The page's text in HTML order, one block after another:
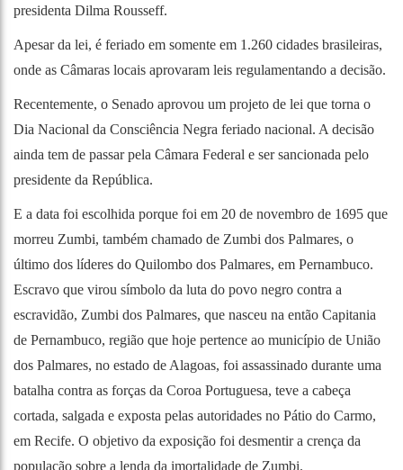
presidenta Dilma Rousseff.
Apesar da lei, é feriado em somente em 1.260 cidades brasileiras,
onde as Câmaras locais aprovaram leis regulamentando a decisão.
Recentemente, o Senado aprovou um projeto de lei que torna o
Dia Nacional da Consciência Negra feriado nacional. A decisão
ainda tem de passar pela Câmara Federal e ser sancionada pelo
presidente da República.
E a data foi escolhida porque foi em 20 de novembro de 1695 que
morreu Zumbi, também chamado de Zumbi dos Palmares, o
último dos líderes do Quilombo dos Palmares, em Pernambuco.
Escravo que virou símbolo da luta do povo negro contra a
escravidão, Zumbi dos Palmares, que nasceu na então Capitania
de Pernambuco, região que hoje pertence ao município de União
dos Palmares, no estado de Alagoas, foi assassinado durante uma
batalha contra as forças da Coroa Portuguesa, teve a cabeça
cortada, salgada e exposta pelas autoridades no Pátio do Carmo,
em Recife. O objetivo da exposição foi desmentir a crença da
população sobre a lenda da imortalidade de Zumbi.